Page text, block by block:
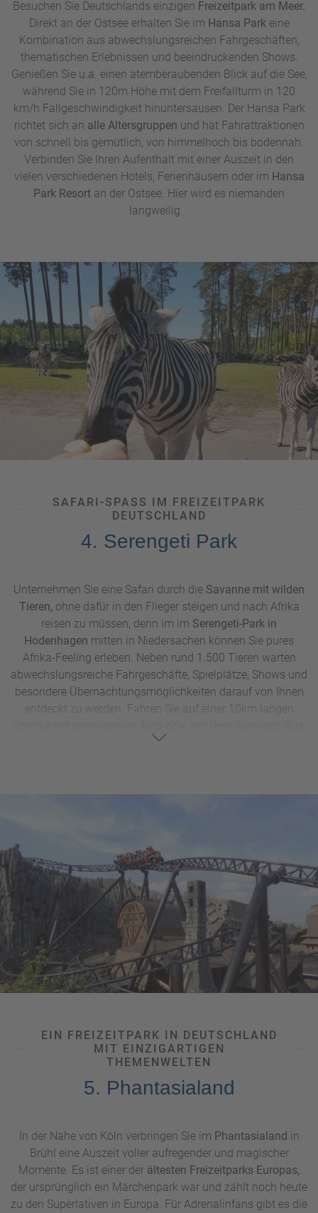
Besuchen Sie Deutschlands einzigen Freizeitpark am Meer.
Direkt an der Ostsee erhalten Sie im Hansa Park eine
Kombination aus abwechslungsreichen Fahrgeschäften,
thematischen Erlebnissen und beeindruckenden Shows.
Genießen Sie u.a. einen atemberaubenden Blick auf die See,
während Sie in 120m Höhe mit dem Freifallturm in 120
km/h Fallgeschwindigkeit hinuntersausen. Der Hansa Park
richtet sich an alle Altersgruppen und hat Fahrattraktionen
von schnell bis gemütlich, von himmelhoch bis bodennah.
Verbinden Sie Ihren Aufenthalt mit einer Auszeit in den
vielen verschiedenen Hotels, Ferienhäusern oder im Hansa
Park Resort an der Ostsee. Hier wird es niemanden
langweilig.
SAFARI-SPASS IM FREIZEITPARK D
EUTSCHLAND
4. Serengeti Park
Unternehmen Sie eine Safari durch die Savanne mit wilden
Tieren, ohne dafür in den Flieger steigen und nach Afrika
reisen zu müssen, denn im im Serengeti-Park in
Hodenhagen mitten in Niedersachen können Sie pures
Afrika-Feeling erleben. Neben rund 1.500 Tieren warten
abwechslungsreiche Fahrgeschäfte, Spielplätze, Shows und
besondere Übernachtungsmöglichkeiten darauf von Ihnen
entdeckt zu werden. Fahren Sie auf einer 10km langen
durch den Park und beobachten Sie die verschiedenen Tiere
Streichelzoo. Auf zahlreichen VIP-Safaris mit erfahrenen
Raubtier-Fütterung dabei oder übernehmen das Füttern
einzelner Tiere gleich selbst. Der Freizeit-Bereich
„Abenteuer-Safari" sorgt von actionreichen Fahrgeschäften
über Kinderkarussells bis hin zu Hüpfburgen und
(Wasser)Spielplätzen für noch mehr Abwechslung. Ein
weiteres Highlight sind die verschiedenen Unterbringungen
– wählen Sie zwischen verschiedenen Lodge-Typen oder
übernachten Sie in mobilen Ranger-Lodges inmitten wilder
Tiere. Im Serengeti Park gibt es
Afrika-Feeling
ganz in Ihrer
EIN FREIZEITPARK IN DEUTSCHLAND
MIT EINZIGARTIGEN
THEMENWELTEN
5. Phantasialand
In der Nähe von Köln verbringen Sie im Phantasialand in
Brühl eine Auszeit voller aufregender und magischer
Momente. Es ist einer der ältesten Freizeitparks Europas,
der ursprünglich ein Märchenpark war und zählt noch heute
zu den Superlativen in Europa. Für Adrenalinfans gibt es die